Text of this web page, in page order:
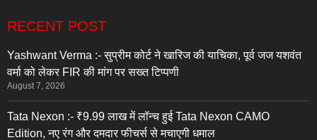
RECENT POST
Yashwant Verma :- सुप्रीम कोर्ट ने खारिज की याचिका, पूर्व जज यशवंत
वर्मा को लेकर FIR की मांग पर सख्त टिप्पणी
August 7, 2026
Tata Nexon :- ₹9.99 लाख में लॉन्च हुई Tata Nexon CAMO
Edition, नए रंग और दमदार फीचर्स से मचाएगी धमाल